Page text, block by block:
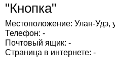
"Кнопка"
Местоположение: Улан-Удэ,
Телефон: -
Почтовый ящик: -
Страница в интернете: -